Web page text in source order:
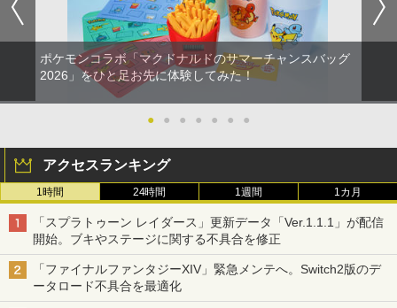
ポケモンコラボ「マクドナルドのサマーチャンスバッグ
2026」をひと足お先に体験してみた！
● ● ● ● ● ● ●
アクセスランキング
1時間 24時間 1週間 1カ月
「スプラトゥーン レイダース」更新データ「Ver.1.1.1」が配信
開始。ブキやステージに関する不具合を修正
「ファイナルファンタジーXIV」緊急メンテへ。Switch2版のデ
ータロード不具合を最適化